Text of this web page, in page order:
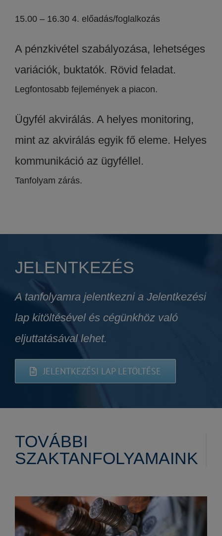
15.00 – 16.30 4. előadás/foglalkozás
A pénzkivétel szabályozása, lehetséges
variációk, buktatók. Rövid feladat.
Legfontosabb fejlemények a piacon.
Ügyfél akvirálás. A helyes monitoring,
mint az akvirálás egyik fő eleme. Helyes
kommunikáció az ügyféllel.
Tanfolyam zárás.
JELENTKEZÉS
A tanfolyamra jelentkezni a Jelentkezési
lap kitöltésével és cégünkhöz való
eljuttatásával lehet.
JELENTKEZÉSI LAP LETÖLTÉSE
TOVÁBBI
SZAKTANFOLYAMAINK